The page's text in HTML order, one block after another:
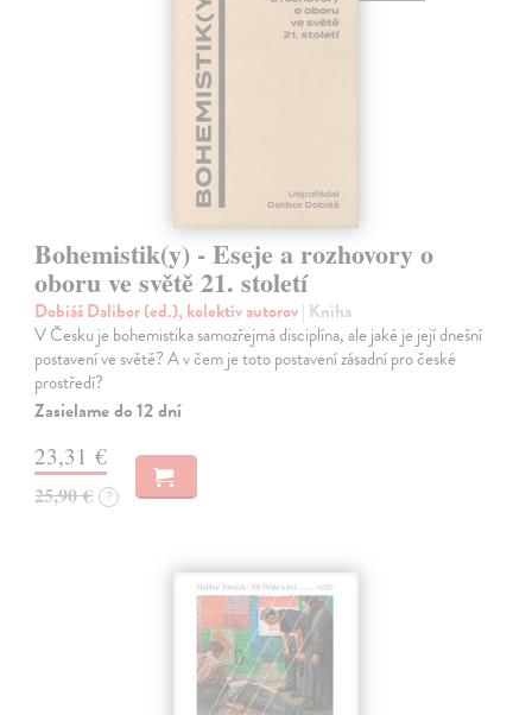
Bohemistik(y) - Eseje a rozhovory o
oboru ve světě 21. století
Dobiáš Dalibor (ed.), kolektív autorov| Kniha
V Česku je bohemistika samozřejmá disciplína, ale jaké je její dnešní
postavení ve světě? A v čem je toto postavení zásadní pro české
prostředí?
Zasielame do 12 dní
23,31 €
25,90 € ?